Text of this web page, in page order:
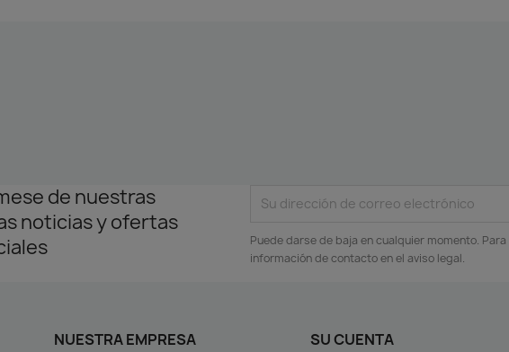
de nuestras
noticias y ofertas
Puede darse de baja en cualquier momento.
información de contacto en el aviso legal.
NUESTRA EMPRESA SU CUENTA